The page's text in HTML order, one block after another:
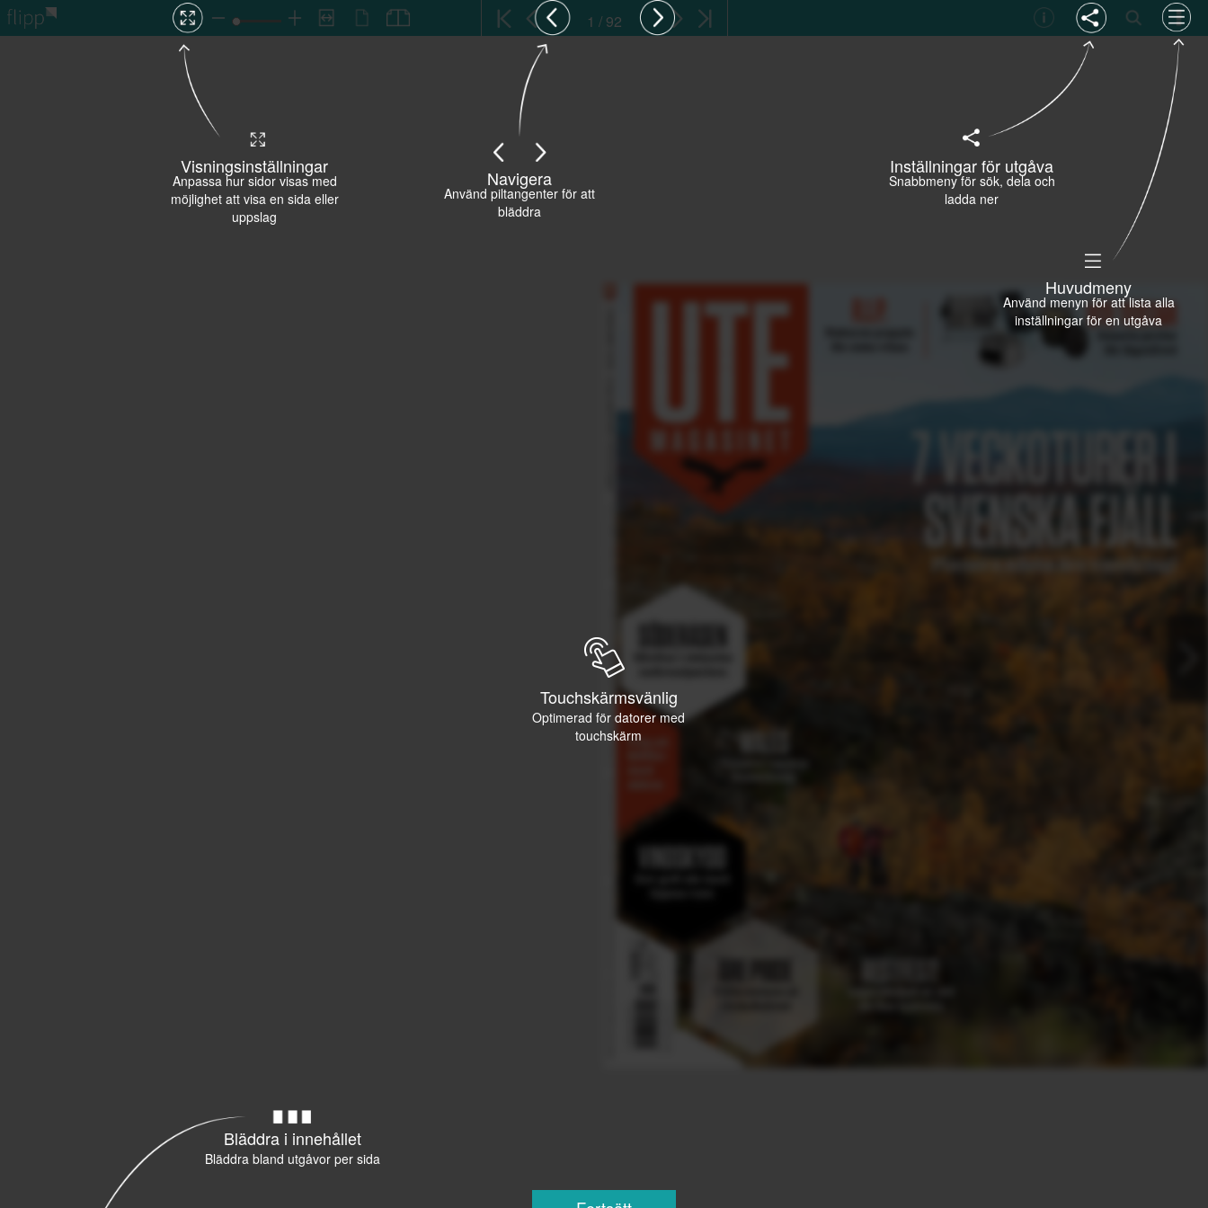
Bläddra i innehållet
Bläddra bland utgåvor per sida
Huvudmeny
Använd menyn för att lista alla
inställningar för en utgåva
Touchskärmsvänlig
Optimerad för datorer med
touchskärm
Visningsinställningar
Anpassa hur sidor visas med
möjlighet att visa en sida eller
uppslag
Navigera
Använd piltangenter för att
bläddra
Inställningar för utgåva
Snabbmeny för sök, dela och
ladda ner
1 / 92